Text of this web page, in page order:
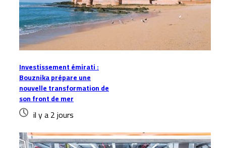
Investissement émirati :
Bouznika prépare une
nouvelle transformation de
son front de mer
il y a 2 jours